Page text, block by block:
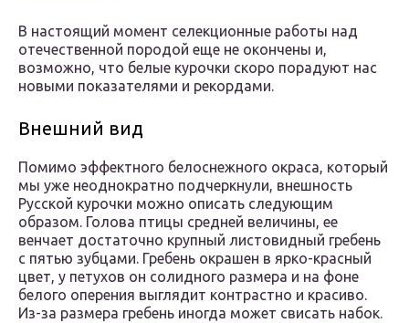
В настоящий момент селекционные работы над
отечественной породой еще не окончены и,
возможно, что белые курочки скоро порадуют нас
новыми показателями и рекордами.
Внешний вид
Помимо эффектного белоснежного окраса, который
мы уже неоднократно подчеркнули, внешность
Русской курочки можно описать следующим
образом. Голова птицы средней величины, ее
венчает достаточно крупный листовидный гребень
с пятью зубцами. Гребень окрашен в ярко-красный
цвет, у петухов он солидного размера и на фоне
белого оперения выглядит контрастно и красиво.
Из-за размера гребень иногда может свисать набок.